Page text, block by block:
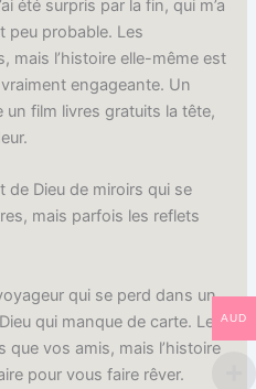
été surpris par la fin, qui m’a
peu probable. Les
mais l’histoire elle-même est
engageante. Un
film livres gratuits la tête,
de Dieu de miroirs qui se
mais parfois les reflets
qui se perd dans un
qui manque de carte. Les
vos amis, mais l’histoire
pour vous faire rêver.
AUD